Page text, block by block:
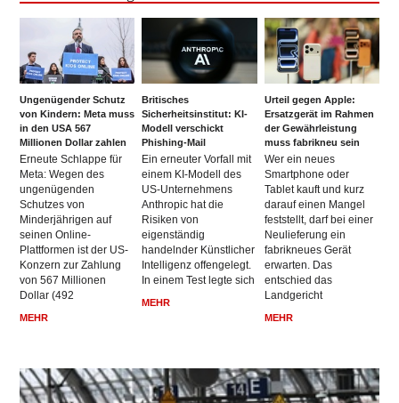
Ungenügender Schutz
von Kindern: Meta muss
in den USA 567
Millionen Dollar zahlen
Erneute Schlappe für
Meta: Wegen des
ungenügenden
Schutzes von
Minderjährigen auf
seinen Online-
Plattformen ist der US-
Konzern zur Zahlung
von 567 Millionen
Dollar (492
MEHR
Britisches
Sicherheitsinstitut: KI-
Modell verschickt
Phishing-Mail
Ein erneuter Vorfall mit
einem KI-Modell des
US-Unternehmens
Anthropic hat die
Risiken von
eigenständig
handelnder Künstlicher
Intelligenz offengelegt.
In einem Test legte sich
MEHR
Urteil gegen Apple:
Ersatzgerät im Rahmen
der Gewährleistung
muss fabrikneu sein
Wer ein neues
Smartphone oder
Tablet kauft und kurz
darauf einen Mangel
feststellt, darf bei einer
Neulieferung ein
fabrikneues Gerät
erwarten. Das
entschied das
Landgericht
MEHR